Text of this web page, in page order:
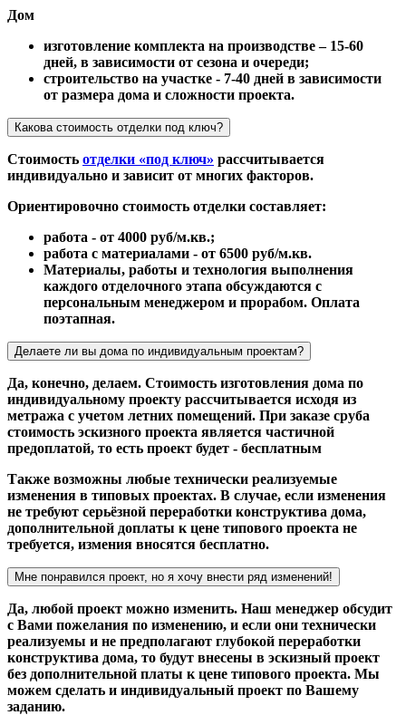
Дом
изготовление комплекта на производстве – 15-60
дней, в зависимости от сезона и очереди;
строительство на участке - 7-40 дней в зависимости
от размера дома и сложности проекта.
Какова стоимость отделки под ключ?
Стоимость отделки «под ключ» рассчитывается
индивидуально и зависит от многих факторов.
Ориентировочно стоимость отделки составляет:
работа - от 4000 руб/м.кв.;
работа с материалами - от 6500 руб/м.кв.
Материалы, работы и технология выполнения
каждого отделочного этапа обсуждаются с
персональным менеджером и прорабом. Оплата
поэтапная.
Делаете ли вы дома по индивидуальным проектам?
Да, конечно, делаем. Стоимость изготовления дома по
индивидуальному проекту рассчитывается исходя из
метража с учетом летних помещений. При заказе сруба
стоимость эскизного проекта является частичной
предоплатой, то есть проект будет - бесплатным
Также возможны любые технически реализуемые
изменения в типовых проектах. В случае, если изменения
не требуют серьёзной переработки конструктива дома,
дополнительной доплаты к цене типового проекта не
требуется, измения вносятся бесплатно.
Мне понравился проект, но я хочу внести ряд изменений!
Да, любой проект можно изменить. Наш менеджер обсудит
с Вами пожелания по изменению, и если они технически
реализуемы и не предполагают глубокой переработки
конструктива дома, то будут внесены в эскизный проект
без дополнительной платы к цене типового проекта. Мы
можем сделать и индивидуальный проект по Вашему
заданию.